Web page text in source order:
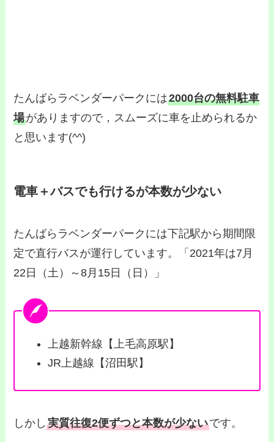
たんばらラベンダーパークには2000台の無料駐車
場がありますので，スムーズに車を止められるか
と思います(^^)
電車＋バスでも行けるが本数が少ない
たんばらラベンダーパークには下記駅から期間限
定で直行バスが運行しています。「2021年は7月
22日（土）～8月15日（日）」
上越新幹線【上毛高原駅】
JR上越線【沼田駅】
しかし実質往復2便ずつと本数が少ないです。